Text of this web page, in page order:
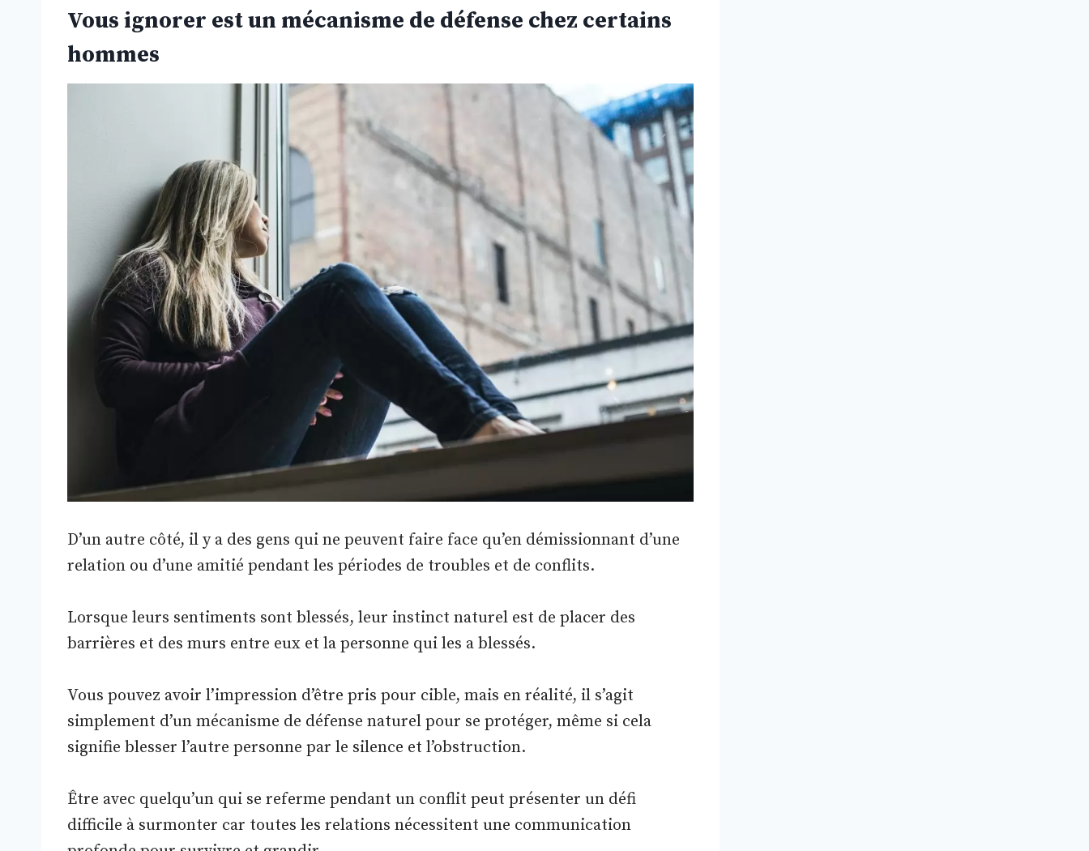
Vous ignorer est un mécanisme de défense chez certains
hommes
D’un autre côté, il y a des gens qui ne peuvent faire face qu’en démissionnant d’une
relation ou d’une amitié pendant les périodes de troubles et de conflits.
Lorsque leurs sentiments sont blessés, leur instinct naturel est de placer des
barrières et des murs entre eux et la personne qui les a blessés.
Vous pouvez avoir l’impression d’être pris pour cible, mais en réalité, il s’agit
simplement d’un mécanisme de défense naturel pour se protéger, même si cela
signifie blesser l’autre personne par le silence et l’obstruction.
Être avec quelqu’un qui se referme pendant un conflit peut présenter un défi
difficile à surmonter car toutes les relations nécessitent une communication